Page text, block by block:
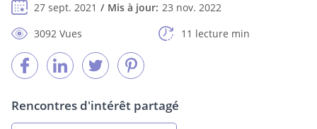
27 sept. 2021 Mis à jour: 23 nov. 2022
3092 Vues
11 lecture min
Rencontres d'intérêt partagé